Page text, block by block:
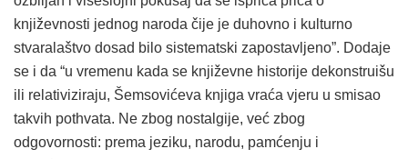
književnosti jednog naroda čije je duhovno i kulturno
stvaralaštvo dosad bilo sistematski zapostavljeno”. Dodaje
se i da “u vremenu kada se književne historije dekonstruišu
ili relativiziraju, Šemsovićeva knjiga vraća vjeru u smisao
takvih pothvata. Ne zbog nostalgije, već zbog
odgovornosti: prema jeziku, narodu, pamćenju i